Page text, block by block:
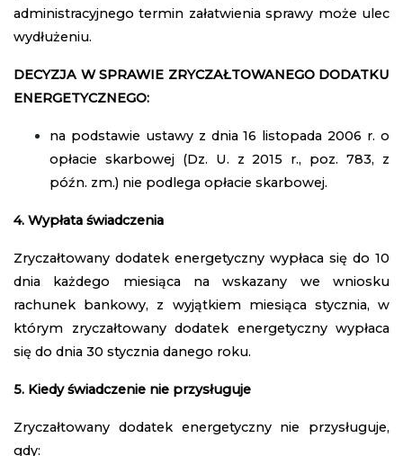
administracyjnego termin załatwienia sprawy może ulec
wydłużeniu.
DECYZJA W SPRAWIE ZRYCZAŁTOWANEGO DODATKU
ENERGETYCZNEGO:
na podstawie ustawy z dnia 16 listopada 2006 r. o
opłacie skarbowej (Dz. U. z 2015 r., poz. 783, z
późn. zm.) nie podlega opłacie skarbowej.
4. Wypłata świadczenia
Zryczałtowany dodatek energetyczny wypłaca się do 10
dnia każdego miesiąca na wskazany we wniosku
rachunek bankowy, z wyjątkiem miesiąca stycznia, w
którym zryczałtowany dodatek energetyczny wypłaca
się do dnia 30 stycznia danego roku.
5. Kiedy świadczenie nie przysługuje
Zryczałtowany dodatek energetyczny nie przysługuje,
gdy: